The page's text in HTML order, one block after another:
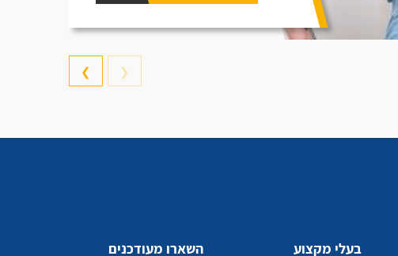
❮
❯
בעלי מקצוע השארו מעודכנים